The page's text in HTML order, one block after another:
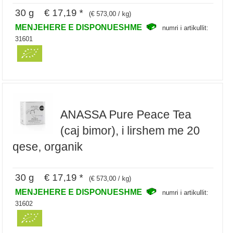
30 g € 17,19 * (€ 573,00 / kg)
MENJEHERE E DISPONUESHME
numri i artikullit:
31601
ANASSA Pure Peace Tea
(caj bimor), i lirshem me 20
qese, organik
30 g € 17,19 * (€ 573,00 / kg)
MENJEHERE E DISPONUESHME
numri i artikullit:
31602